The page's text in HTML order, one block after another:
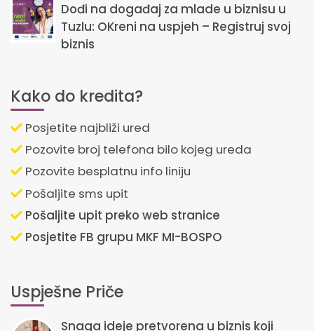
Dođi na događaj za mlade u biznisu u
Tuzlu: OKreni na uspjeh – Registruj svoj
biznis
Kako do kredita?
Posjetite najbliži ured
Pozovite broj telefona bilo kojeg ureda
Pozovite besplatnu info liniju
Pošaljite sms upit
Pošaljite upit preko web stranice
Posjetite FB grupu MKF MI-BOSPO
Uspješne Priče
Snaga ideje pretvorena u biznis koji